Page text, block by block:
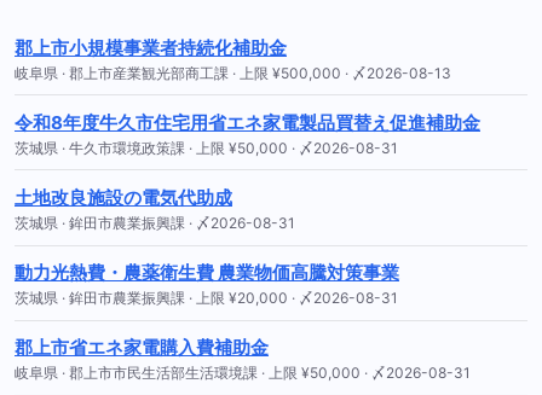
郡上市小規模事業者持続化補助金
岐阜県 · 郡上市産業観光部商工課 · 上限 ¥500,000 · 〆2026-08-13
令和8年度牛久市住宅用省エネ家電製品買替え促進補助金
茨城県 · 牛久市環境政策課 · 上限 ¥50,000 · 〆2026-08-31
土地改良施設の電気代助成
茨城県 · 鉾田市農業振興課 · 〆2026-08-31
動力光熱費・農薬衛生費 農業物価高騰対策事業
茨城県 · 鉾田市農業振興課 · 上限 ¥20,000 · 〆2026-08-31
郡上市省エネ家電購入費補助金
岐阜県 · 郡上市市民生活部生活環境課 · 上限 ¥50,000 · 〆2026-08-31